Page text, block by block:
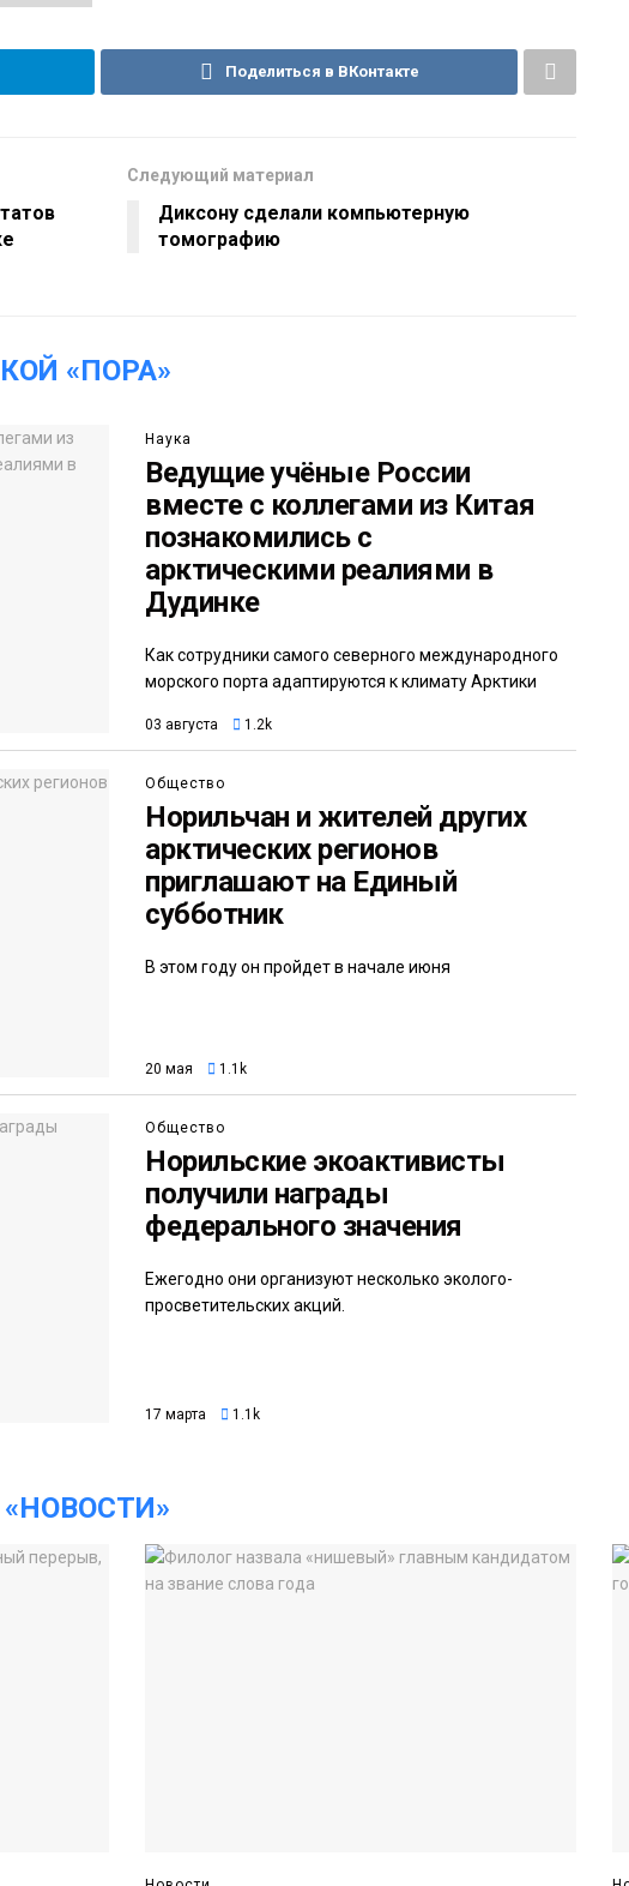
Поделиться в ВКонтакте
Следующий материал
Диксону сделали компьютерную
томографию
«ПОРА»
Наука
Ведущие учёные России
вместе с коллегами из Китая
познакомились с
арктическими реалиями в
Дудинке
Как сотрудники самого северного международного
морского порта адаптируются к климату Арктики
03 августа 1.2k
Общество
Норильчан и жителей других
арктических регионов
приглашают на Единый
субботник
В этом году он пройдет в начале июня
20 мая 1.1k
Общество
Норильские экоактивисты
получили награды
федерального значения
Ежегодно они организуют несколько эколого-
просветительских акций.
17 марта 1.1k